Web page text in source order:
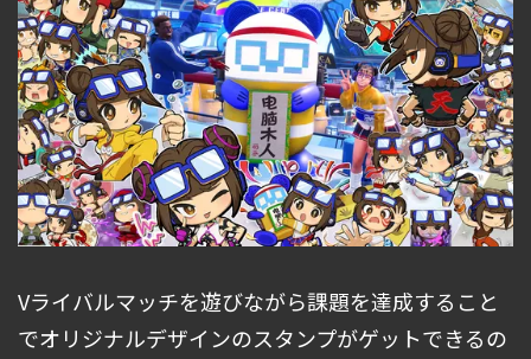
Vライバルマッチを遊びながら課題を達成すること
でオリジナルデザインのスタンプがゲットできるの